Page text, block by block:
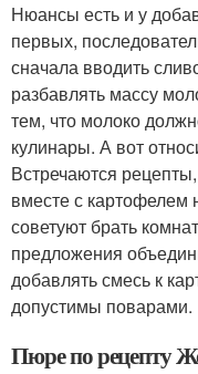
Нюансы есть и у
первых,
сначала вводить
разбавлять массу
тем, что молоко
кулинары. А вот
Встречаются
вместе с картофелем
советуют брать
предложения
добавлять смесь к
допустимы поварами.
Пюре по рецепту